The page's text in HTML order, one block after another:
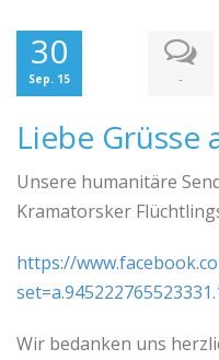
30
Sep. 15 -
Liebe Grüsse
Unsere humanitäre
Kramatorsker
https://
Wir bedanken uns